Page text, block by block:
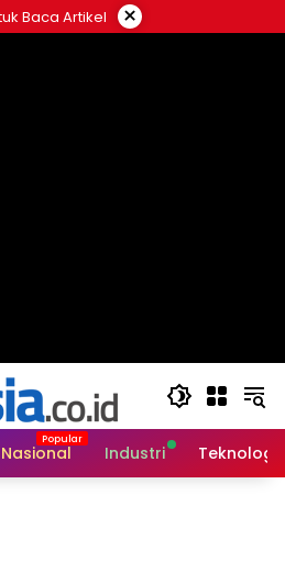
Baca Artikel ×
Nasional Industri Teknologi